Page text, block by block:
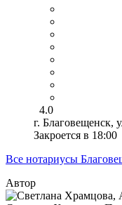
4.0
г. Благовещенск,
Закроется в 18:00
Все нотариусы
Автор